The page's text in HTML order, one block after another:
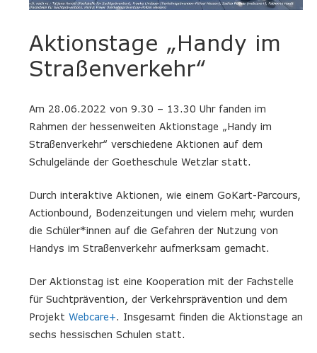
Aktionstage „Handy im
Straßenverkehr“
Am 28.06.2022 von 9.30 – 13.30 Uhr fanden im
Rahmen der hessenweiten Aktionstage „Handy im
Straßenverkehr“ verschiedene Aktionen auf dem
Schulgelände der Goetheschule Wetzlar statt.
Durch interaktive Aktionen, wie einem GoKart-Parcours,
Actionbound, Bodenzeitungen und vielem mehr, wurden
die Schüler*innen auf die Gefahren der Nutzung von
Handys im Straßenverkehr aufmerksam gemacht.
Der Aktionstag ist eine Kooperation mit der Fachstelle
für Suchtprävention, der Verkehrsprävention und dem
Projekt Webcare+. Insgesamt finden die Aktionstage an
sechs hessischen Schulen statt.